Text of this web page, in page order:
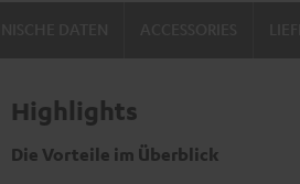
Highlights
Die Vorteile im Überblick